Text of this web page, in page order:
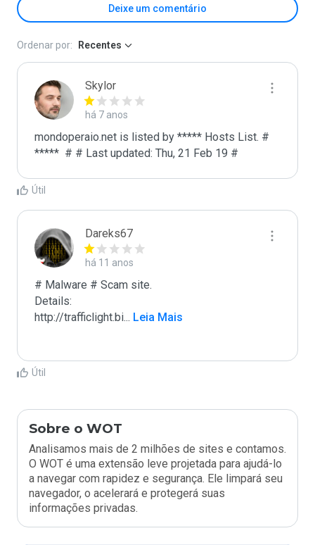
Deixe um comentário
Ordenar por: Recentes
Skylor
há 7 anos
mondoperaio.net is listed by ***** Hosts List. #
*****  # # Last updated: Thu, 21 Feb 19 #
Útil
Dareks67
há 11 anos
# Malware # Scam site.
Details:
http://trafficlight.bi... Leia Mais
Útil
Sobre o WOT
Analisamos mais de 2 milhões de sites e contamos.
O WOT é uma extensão leve projetada para ajudá-lo
a navegar com rapidez e segurança. Ele limpará seu
navegador, o acelerará e protegerá suas
informações privadas.